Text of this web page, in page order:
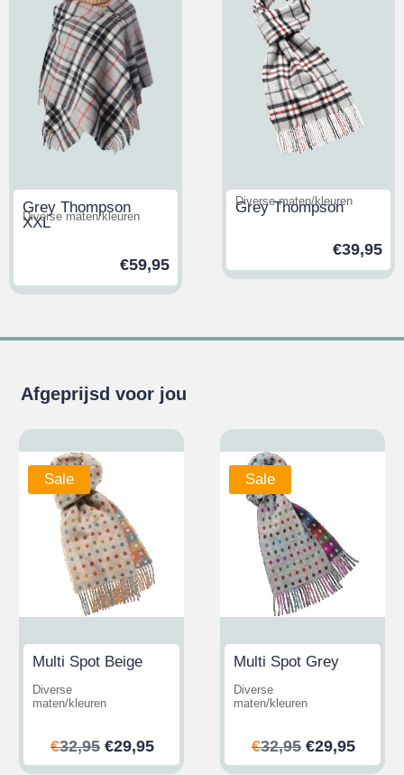
Grey Thompson
XXL
Diverse maten/kleuren
€59,95
Grey Thompson
Diverse maten/kleuren
€39,95
Afgeprijsd voor jou
Sale
Multi Spot Beige
Diverse
maten/kleuren
€32,95 Oorspronkelijke
prijs
€29,95Huidige
prijs
Sale
Multi Spot Grey
Diverse
maten/kleuren
€32,95
prijs
€29,95
prijs